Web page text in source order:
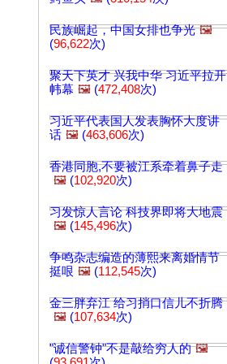
民族崛起，中国女排也争光 🖼️
(96,622次)
聚天下英才 兴我中华 习近平拉开
帏幕 🖼️ (472,408次)
习近平代表国人发表胸怀大度讲
话 🖼️ (463,606次)
香港同胞,不要被江系牵着鼻子走
🖼️ (102,920次)
习发惊人言论 科技界即将大地震
🖼️ (145,496次)
争鸣杂志编造的薄熙来离婚情节
挺哏 🖼️ (112,545次)
金三胖弃江 给习捎口信儿不折腾
🖼️ (107,634次)
"诚信警钟"不是敲给穷人的 🖼️